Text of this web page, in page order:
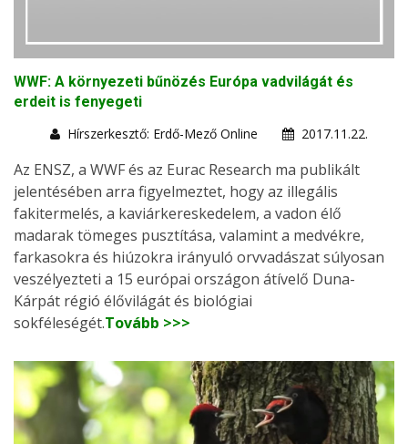
WWF: A környezeti bűnözés Európa vadvilágát és
erdeit is fenyegeti
Hírszerkesztő: Erdő-Mező Online
2017.11.22.
Az ENSZ, a WWF és az Eurac Research ma publikált
jelentésében arra figyelmeztet, hogy az illegális
fakitermelés, a kaviárkereskedelem, a vadon élő
madarak tömeges pusztítása, valamint a medvékre,
farkasokra és hiúzokra irányuló orvvadászat súlyosan
veszélyezteti a 15 európai országon átívelő Duna-
Kárpát régió élővilágát és biológiai
sokféleségét.Tovább >>>